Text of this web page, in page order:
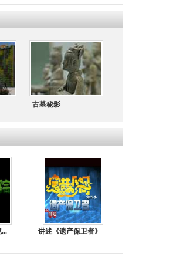
古墓秘影
讲述《遗产保卫者》